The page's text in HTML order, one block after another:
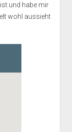
und habe mir
wohl aussieht